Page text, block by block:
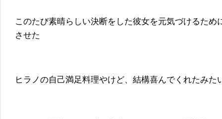
このたび素晴らしい決断をした彼女を元気づけるた
させた
ヒラノの自己満足料理やけど、結構喜んでくれたみた